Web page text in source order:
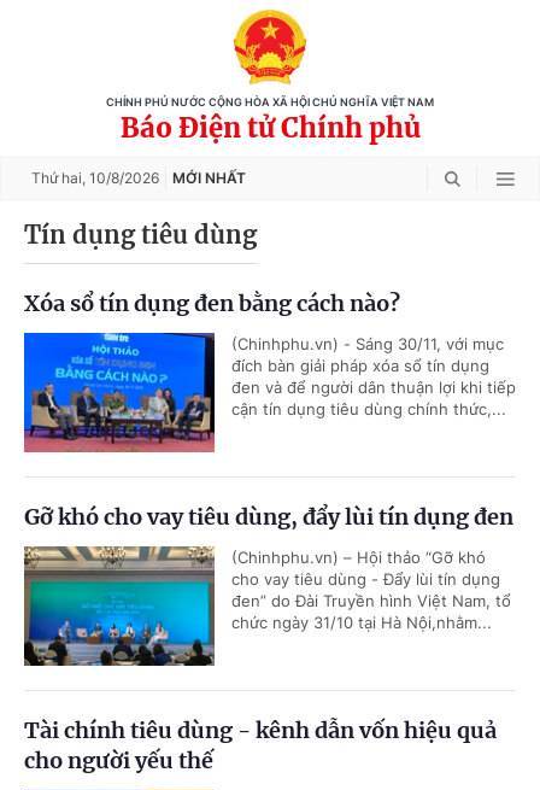
CHÍNH PHỦ NƯỚC CỘNG HÒA XÃ HỘI CHỦ NGHĨA VIỆT NAM
Báo Điện tử Chính phủ
Thứ hai, 10/8/2026 MỚI NHẤT
Tín dụng tiêu dùng
Xóa sổ tín dụng đen bằng cách nào?
(Chinhphu.vn) - Sáng 30/11, với mục
đích bàn giải pháp xóa sổ tín dụng
đen và để người dân thuận lợi khi tiếp
cận tín dụng tiêu dùng chính thức,...
Gỡ khó cho vay tiêu dùng, đẩy lùi tín dụng đen
(Chinhphu.vn) – Hội thảo “Gỡ khó
cho vay tiêu dùng - Đẩy lùi tín dụng
đen” do Đài Truyền hình Việt Nam, tổ
chức ngày 31/10 tại Hà Nội,nhằm...
Tài chính tiêu dùng - kênh dẫn vốn hiệu quả
cho người yếu thế